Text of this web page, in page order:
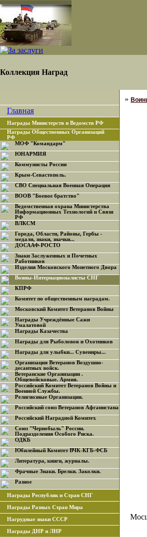
Коллекция Наград
Главная
Награды Министерств и Ведомств РФ
Награды Общественных Организаций
РФ
МОФ "Командарм"
ЮНАРМИЯ
Коммунисты России
Крым-Севастополь.
СВО Специальная Военная Операция
ВООВ "Боевое братство"
Ведомственная охрана Министерства
Информационных Технологий и Связи
РФ
ВЛКСМ
Города, Области, Районы, Гербы -
медали, знаки, значки...
ДОСААФ-РОСТО
Знаки Заслуженных и Почетных
Работников
Изделия Московского Монетного Двора
Воины-Интернационалисты СНГ
КПРФ
Комитет по общественным наградам.
Московский Комитет Ветеранов Войны
Награды Учреждённые Сажи
Умалатовой
Награды Казачества
Награды для Рыболовов и Охотников
Награды для улыбки... Сувениры...
Организация Ветеранов Воздушно-
десантных войск.
Ветеранские Организации .
Общевойсковые. Армия.
Российский Комитет Ветеранов Войны и
Военной Службы.
Религиозные Организации.
Российский союз Ветеранов Афганистана
Российский Наградной Комитет.
Союз "Чернобыль" России.
Подразделения Особого Риска.
ОДКБ
Юбилейный Комитет ВЧК-КГБ-ФСБ
Литература, книги, журналы.
Фрачные Знаки. Брелки. Заколки.
Разное
Награды Республик и Стран СНГ
Награды Разных Стран Мира
Нагрудные знаки СССР
Награды ДНР и ЛНР
»